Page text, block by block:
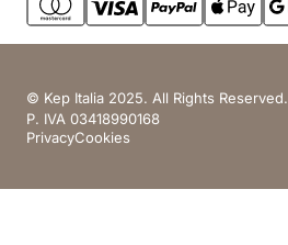
© Kep Italia 2025. All Rights Reserved.
P. IVA 03418990168
PrivacyCookies